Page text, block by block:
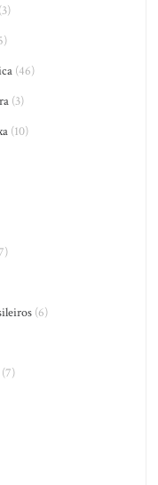
(46)
(3)
(10)
(6)